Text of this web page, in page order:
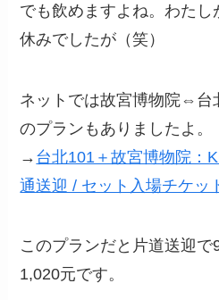
でも飲めますよね。わた
休みでしたが（笑）
ネットでは故宮博物院⇔台
のプランもありましたよ。
→ 台北101＋故宮博物院：
通送迎 / セット入場チケッ
このプランだと片道送迎
1,020元です。